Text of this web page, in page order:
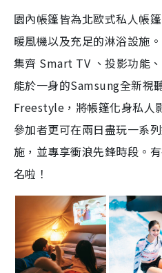
園內帳篷皆為北歐式私人帳
暖風機以及充足的淋浴設施
集齊 Smart TV 、投影功能、
能於一身的Samsung全新視
Freestyle ，將帳篷化身私人
參加者更可在兩日盡玩一系
施，並專享衝浪先鋒時段。
名啦！